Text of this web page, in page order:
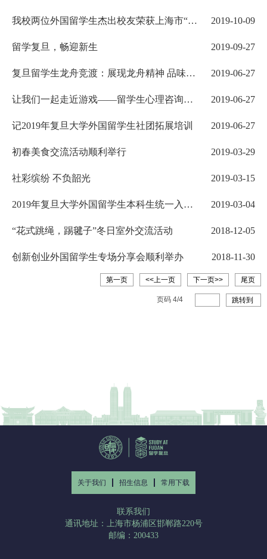
我校两位外国留学生杰出校友荣获上海市“白
2019-10-09
留学复旦，畅迎新生 2019-09-27
复旦留学生龙舟竞渡：展现龙舟精神 品味中
2019-06-27
让我们一起走近游戏——留学生心理咨询中
2019-06-27
记2019年复旦大学外国留学生社团拓展培训 2019-06-27
初春美食交流活动顺利举行 2019-03-29
社彩缤纷 不负韶光 2019-03-15
2019年复旦大学外国留学生本科生统一入学
2019-03-04
“花式跳绳，踢毽子”冬日室外交流活动 2018-12-05
创新创业外国留学生专场分享会顺利举办 2018-11-30
第一页 <<上一页 下一页>> 尾页
页码 4/4 跳转到
关于我们 招生信息 常用下载
联系我们
通讯地址：上海市杨浦区邯郸路220号
邮编：200433